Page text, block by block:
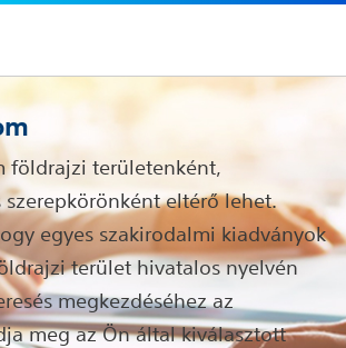
földrajzi területenként,
szerepkörönként eltérő lehet.
egyes szakirodalmi kiadványok
terület hivatalos nyelvén
megkezdéséhez az
meg az Ön által kiválasztott